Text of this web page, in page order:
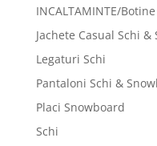
INCALTAMINTE/
Jachete Casual Schi &
Legaturi Schi
Pantaloni Schi &
Placi Snowboard
Schi